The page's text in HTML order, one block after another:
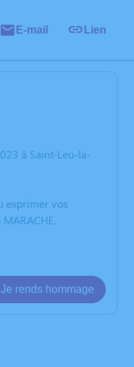
E-mail Lien
à Saint-Leu-la-
exprimer vos
Je rends hommage